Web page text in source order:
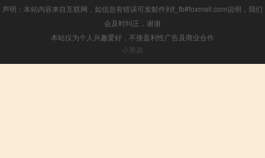
声明：本站内容来自互联网，如信息有错误可发邮件到f_fb#foxmail.com说明，我们
会及时纠正，谢谢
本站仅为个人兴趣爱好，不接盈利性广告及商业合作
小男孩